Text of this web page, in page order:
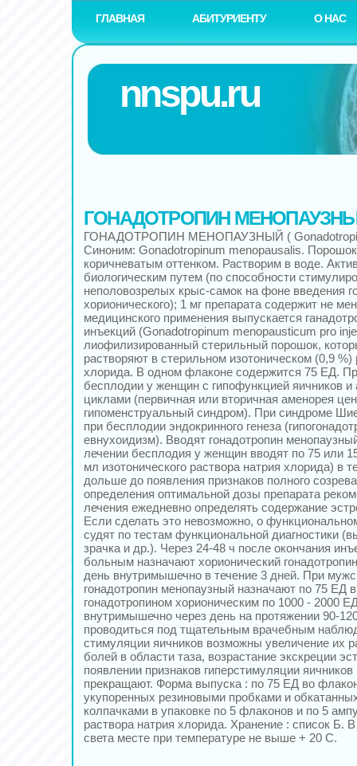
ГЛАВНАЯ АБИТУРИЕНТУ О НАС
nnspu.ru
ГОНАДОТРОПИН
ГОНАДОТРОПИН МЕНОПАУЗНЫЙ (
Синоним: Gonadotropinum menopausalis. Порошок
коричневатым оттенком. Растворим в воде.
биологическим путем (по способности
неполовозрелых крыс-самок на фоне введения
хорионического); 1 мг препарата содержит не
медицинского применения выпускается
инъекций (Gonadotropinum menopausticum pro
лиофилизированный стерильный порошок,
растворяют в стерильном изотоническом (0,9 %)
хлорида. В одном флаконе содержится 75 ЕД.
бесплодии у женщин с гипофункцией яичников
циклами (первичная или вторичная аменорея
гипоменструальный синдром). При синдроме
при бесплодии эндокринного генеза
евнухоидизм). Вводят гонадотропин
лечении бесплодия у женщин вводят по 75 или
мл изотонического раствора натрия хлорида) в
дольше до появления признаков полного
определения оптимальной дозы препарата
лечения ежедневно определять содержание
Если сделать это невозможно, о
судят по тестам функциональной диагностики
зрачка и др.). Через 24-48 ч после окончания
больным назначают хорионический
день внутримышечно в течение 3 дней. При
гонадотропин менопаузный назначают по 75 ЕД
гонадотропином хорионическим по 1000 - 2000
внутримышечно через день на протяжении 90-
проводиться под тщательным врачебным
стимуляции яичников возможны увеличение их
болей в области таза, возрастание экскреции
появлении признаков гиперстимуляции
прекращают. Форма выпуска : по 75 ЕД во
укупоренных резиновыми пробками и
колпачками в упаковке по 5 флаконов и по 5
раствора натрия хлорида. Хранение : список Б.
света месте при температуре не выше + 20 С.